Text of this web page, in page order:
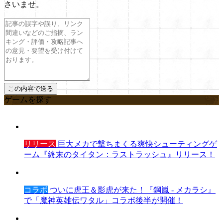
さいませ。
ゲームを探す
リリース 巨大メカで撃ちまくる爽快シューティングゲ
ーム『終末のタイタン：ラストラッシュ』リリース！
コラボ ついに虎王＆影虎が来た！『鋼嵐 - メカラシ』
で「魔神英雄伝ワタル」コラボ後半が開催！